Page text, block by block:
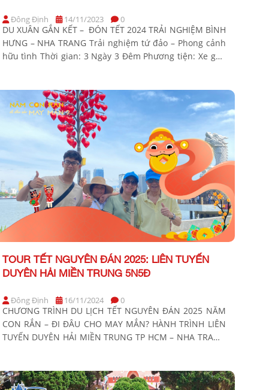
Đông Định 14/11/2023 0
DU XUÂN GẮN KẾT – ĐÓN TẾT 2024 TRẢI NGHIỆM BÌNH
HƯNG – NHA TRANG Trải nghiệm tứ đảo – Phong cảnh
hữu tình Thời gian: 3 Ngày 3 Đêm Phương tiện: Xe ghế
TOUR TẾT NGUYÊN ĐÁN 2025: LIÊN TUYẾN
DUYÊN HẢI MIỀN TRUNG 5N5Đ
Đông Định 16/11/2024 0
CHƯƠNG TRÌNH DU LỊCH TẾT NGUYÊN ĐÁN 2025 NĂM
CON RẮN – ĐI ĐÂU CHO MAY MẮN? HÀNH TRÌNH LIÊN
TUYẾN DUYÊN HẢI MIỀN TRUNG TP HCM – NHA TRANG
hành: […]